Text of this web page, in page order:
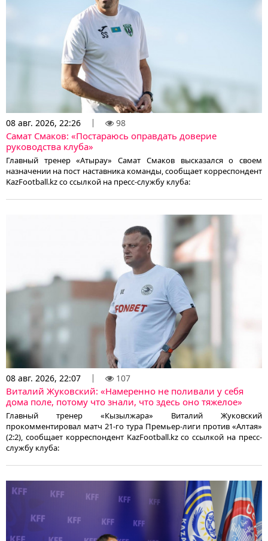
08 авг. 2026, 22:26 98
Самат Смаков: «Постараюсь оправдать доверие
руководства клуба»
Главный тренер «Атырау» Самат Смаков высказался о своем
назначении на пост наставника команды, сообщает корреспондент
KazFootball.kz со ссылкой на пресс-службу клуба:
08 авг. 2026, 22:07 107
Виталий Жуковский: «Намеренно не поливали у себя
дома поле, потому что знали, что здесь оно тяжелое»
Главный тренер «Кызылжара» Виталий Жуковский
прокомментировал матч 21-го тура Премьер-лиги против «Алтая»
(2:2), сообщает корреспондент KazFootball.kz со ссылкой на пресс-
службу клуба: